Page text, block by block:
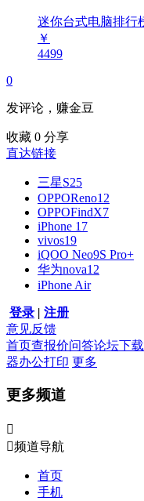
迷你台式电脑排行
￥
4499
0
发评论，赚金豆
收藏 0 分享
直达链接
三星S25
OPPOReno12
OPPOFindX7
iPhone 17
vivos19
iQOO Neo9S Pro+
华为nova12
iPhone Air
登录 | 注册
意见反馈
首页查报价问答论坛下载
器办公打印 更多
更多频道

频道导航
首页
手机